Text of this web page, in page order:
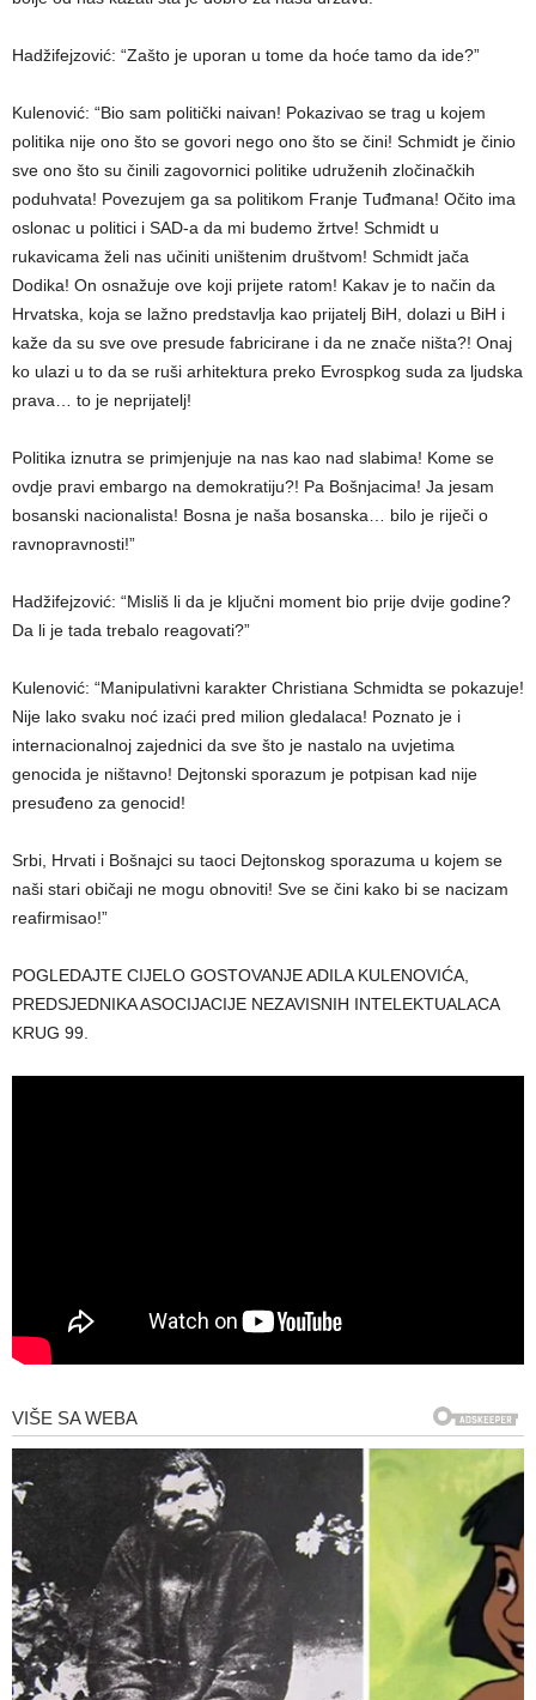
Hadžifejzović: “Zašto je uporan u tome da hoće tamo da ide?”
Kulenović: “Bio sam politički naivan! Pokazivao se trag u kojem
politika nije ono što se govori nego ono što se čini! Schmidt je činio
sve ono što su činili zagovornici politike udruženih zločinačkih
poduhvata! Povezujem ga sa politikom Franje Tuđmana! Očito ima
oslonac u politici i SAD-a da mi budemo žrtve! Schmidt u
rukavicama želi nas učiniti uništenim društvom! Schmidt jača
Dodika! On osnažuje ove koji prijete ratom! Kakav je to način da
Hrvatska, koja se lažno predstavlja kao prijatelj BiH, dolazi u BiH i
kaže da su sve ove presude fabricirane i da ne znače ništa?! Onaj
ko ulazi u to da se ruši arhitektura preko Evrospkog suda za ljudska
prava… to je neprijatelj!
Politika iznutra se primjenjuje na nas kao nad slabima! Kome se
ovdje pravi embargo na demokratiju?! Pa Bošnjacima! Ja jesam
bosanski nacionalista! Bosna je naša bosanska… bilo je riječi o
ravnopravnosti!”
Hadžifejzović: “Misliš li da je ključni moment bio prije dvije godine?
Da li je tada trebalo reagovati?”
Kulenović: “Manipulativni karakter Christiana Schmidta se pokazuje!
Nije lako svaku noć izaći pred milion gledalaca! Poznato je i
internacionalnoj zajednici da sve što je nastalo na uvjetima
genocida je ništavno! Dejtonski sporazum je potpisan kad nije
presuđeno za genocid!
Srbi, Hrvati i Bošnajci su taoci Dejtonskog sporazuma u kojem se
naši stari običaji ne mogu obnoviti! Sve se čini kako bi se nacizam
reafirmisao!”
POGLEDAJTE CIJELO GOSTOVANJE ADILA KULENOVIĆA,
PREDSJEDNIKA ASOCIJACIJE NEZAVISNIH INTELEKTUALACA
KRUG 99.